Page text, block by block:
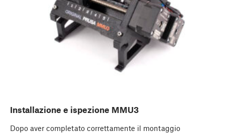
Installazione e ispezione MMU3
Dopo aver completato correttamente il montaggio